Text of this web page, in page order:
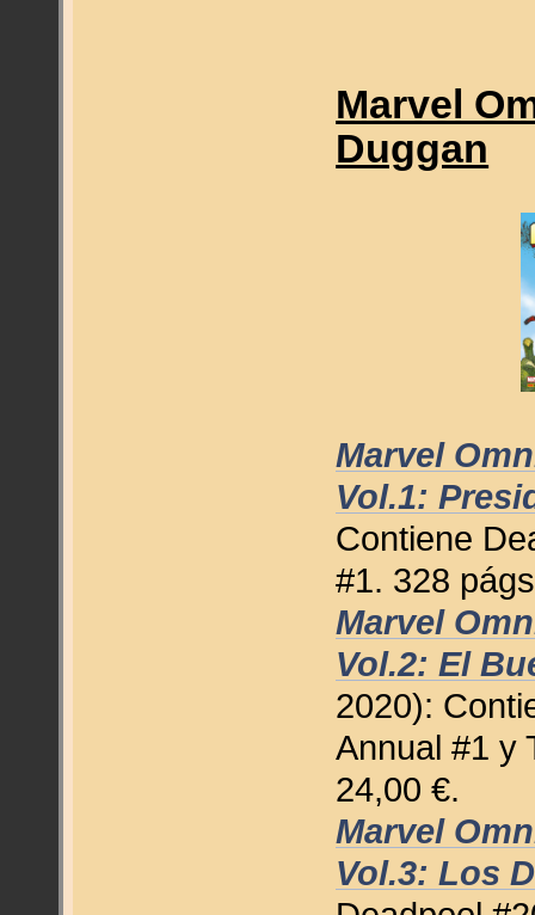
Marvel
Duggan
Marvel
Vol.1:
Contiene
#1. 328
Marvel
Vol.2: El
2020):
Annual #1 y
24,00 €.
Marvel
Vol.3: Los